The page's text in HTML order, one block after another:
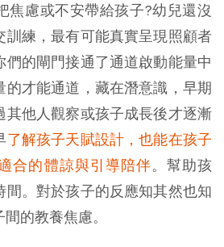
焦慮或不安帶給孩子?幼兒還沒
訓練，最有可能真實呈現照顧者
們的閘門接通了通道啟動能量中
的才能通道，藏在潛意識，早期
其他人觀察或孩子成長後才逐漸
了解孩子天賦設計，也能在孩子
合的體諒與引導陪伴。幫助孩
間。對於孩子的反應知其然也知
的教養焦慮。